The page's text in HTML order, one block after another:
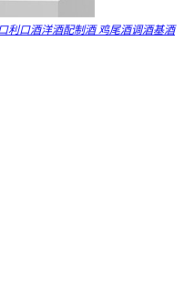
利口酒洋酒配制酒 鸡尾酒调酒基酒